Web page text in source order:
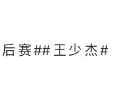
赛##王少杰#